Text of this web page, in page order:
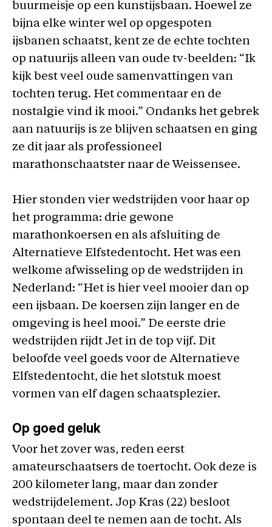
buurmeisje op een kunstijsbaan. Hoewel ze
bijna elke winter wel op opgespoten
ijsbanen schaatst, kent ze de echte tochten
op natuurijs alleen van oude tv-beelden: “Ik
kijk best veel oude samenvattingen van
tochten terug. Het commentaar en de
nostalgie vind ik mooi.” Ondanks het gebrek
aan natuurijs is ze blijven schaatsen en ging
ze dit jaar als professioneel
marathonschaatster naar de Weissensee.
Hier stonden vier wedstrijden voor haar op
het programma: drie gewone
marathonkoersen en als afsluiting de
Alternatieve Elfstedentocht. Het was een
welkome afwisseling op de wedstrijden in
Nederland: “Het is hier veel mooier dan op
een ijsbaan. De koersen zijn langer en de
omgeving is heel mooi.” De eerste drie
wedstrijden rijdt Jet in de top vijf. Dit
beloofde veel goeds voor de Alternatieve
Elfstedentocht, die het slotstuk moest
vormen van elf dagen schaatsplezier.
Op goed geluk
Voor het zover was, reden eerst
amateurschaatsers de toertocht. Ook deze is
200 kilometer lang, maar dan zonder
wedstrijdelement. Jop Kras (22) besloot
spontaan deel te nemen aan de tocht. Als